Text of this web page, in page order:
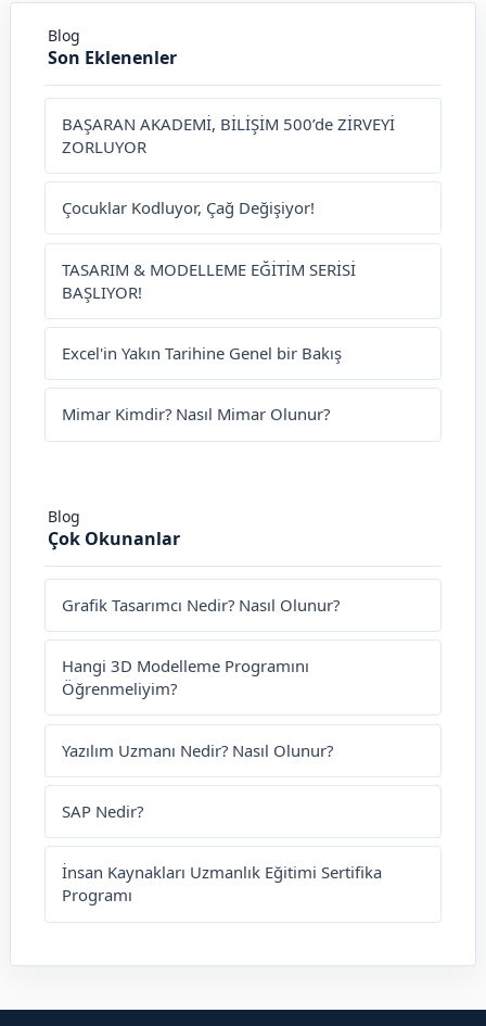
Blog
Son Eklenenler
BAŞARAN AKADEMİ, BİLİŞİM 500’de ZİRVEYİ
ZORLUYOR
Çocuklar Kodluyor, Çağ Değişiyor!
TASARIM & MODELLEME EĞİTİM SERİSİ
BAŞLIYOR!
Excel'in Yakın Tarihine Genel bir Bakış
Mimar Kimdir? Nasıl Mimar Olunur?
Blog
Çok Okunanlar
Grafik Tasarımcı Nedir? Nasıl Olunur?
Hangi 3D Modelleme Programını
Öğrenmeliyim?
Yazılım Uzmanı Nedir? Nasıl Olunur?
SAP Nedir?
İnsan Kaynakları Uzmanlık Eğitimi Sertifika
Programı